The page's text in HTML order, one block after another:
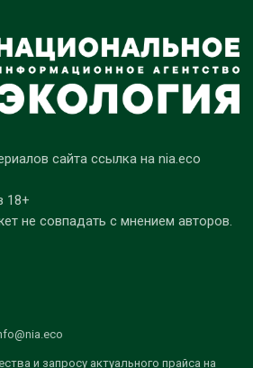
сайта ссылка на nia.eco
18+
не совпадать с мнением авторов.
и запросу актуального прайса на